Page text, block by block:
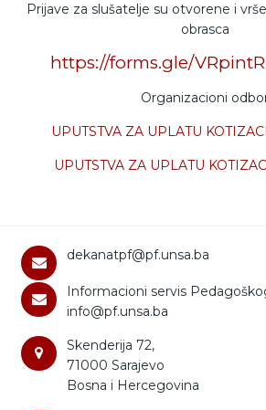
Prijave za slušatelje su otvorene i
obrasca
https://forms.gle/
Organizacioni
UPUTSTVA ZA UPLATU
UPUTSTVA ZA UPLATU
dekanatpf@pf.unsa.ba
Informacioni servis
info@pf.unsa.ba
Skenderija 72,
71000 Sarajevo
Bosna i Hercegovina